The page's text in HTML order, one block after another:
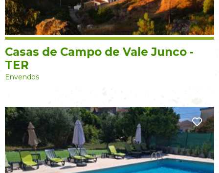
Casas de Campo de Vale Junco -
TER
Envendos